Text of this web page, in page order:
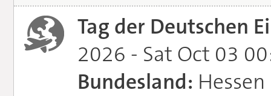
Tag der Deutschen
2026 - Sat Oct 03
Bundesland: Hessen